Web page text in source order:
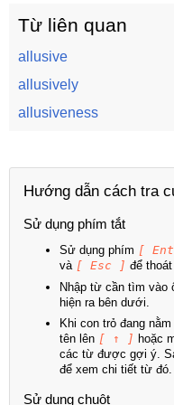
Từ liên quan
allusive
allusively
allusiveness
Hướng dẫn cách tra
Sử dụng phím tắt
Sử dụng phím [
và [ Esc ] để
Nhập từ cần tìm
hiện ra bên dưới.
Khi con trỏ đang
tên lên [ ↑ ] hoặc
các từ được gợi ý.
để xem chi tiết từ đó.
Sử dụng chuột